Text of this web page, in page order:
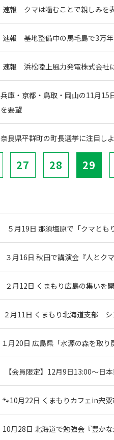
速報 クマは噛むことで親しみを
速報 基地整備中の馬毛島で3万
速報 浜松陸上風力発電株式会社
兵庫・京都・鳥取・岡山の11月15
を要望
奈良県平群町の町長選挙に注目し
27 28 29
５月19日 那須塩原で「クマと
３月16日 秋田で講演会『人とク
２月12日 くまもり広島の集いを
２月11日 くまもり北海道支部
１月20日 広島県「水源の森を取
【会員限定】12月9日13:00～日
🐾10月22日 くまもりカフェin宍粟
10月28日 北海道で勉強会『豊かな